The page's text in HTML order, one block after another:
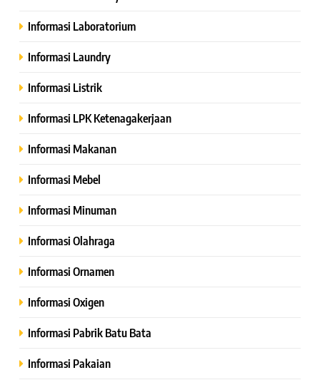
Informasi Laboratorium
Informasi Laundry
Informasi Listrik
Informasi LPK Ketenagakerjaan
Informasi Makanan
Informasi Mebel
Informasi Minuman
Informasi Olahraga
Informasi Ornamen
Informasi Oxigen
Informasi Pabrik Batu Bata
Informasi Pakaian